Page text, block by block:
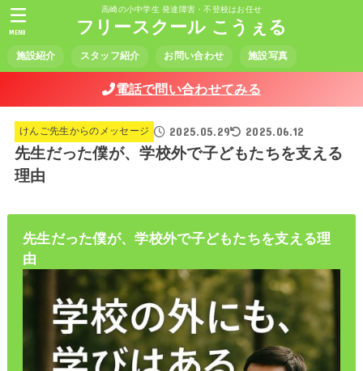
高崎の小中学生 発達障害・不登校はお任せ
フリースクール こうぇる
施設紹介 スタッフ紹介 お問い合わせ 施設写真
MENU
電話で問い合わせてみる
けんご先生からのメッセージ 2025.05.29 2025.06.12
先生だった僕が、学校外で子どもたちを支える
理由
先生だった僕が、学校外で子どもたちを支える理
由